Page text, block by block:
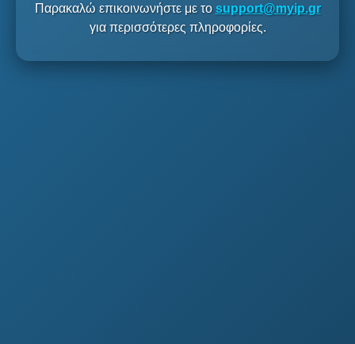
Παρακαλώ επικοινωνήστε με το support@myip.gr
για περισσότερες πληροφορίες.